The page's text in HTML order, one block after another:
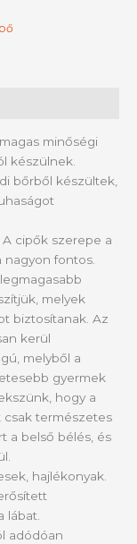
minőségi
készülnek.
bőrből készültek,
A cipők szerepe a
fontos.
melyek
biztosítanak. Az
kerül
melyből a
gyermek
hogy a
természetes
a belső bélés, és
hajlékonyak.
lábat.
adódóan